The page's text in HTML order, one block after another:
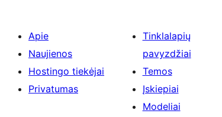
Apie
Naujienos
Hostingo tiekėjai
Privatumas
Tinklalapių
pavyzdžiai
Temos
Įskiepiai
Modeliai